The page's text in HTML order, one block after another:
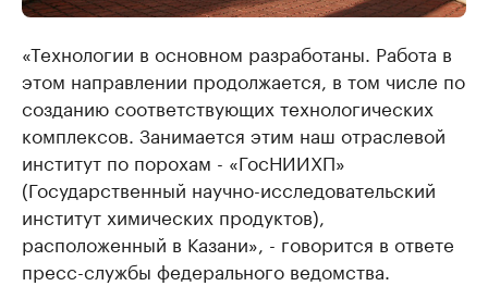
«Технологии в основном разработаны. Работа в
этом направлении продолжается, в том числе по
созданию соответствующих технологических
комплексов. Занимается этим наш отраслевой
институт по порохам - «ГосНИИХП»
(Государственный научно-исследовательский
институт химических продуктов),
расположенный в Казани», - говорится в ответе
пресс-службы федерального ведомства.